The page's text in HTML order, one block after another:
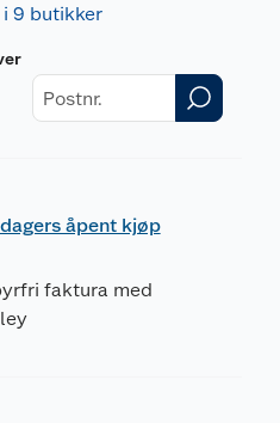
i 9 butikker
åpent kjøp
faktura med